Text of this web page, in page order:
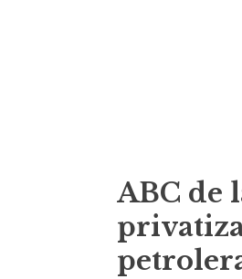
ABC de